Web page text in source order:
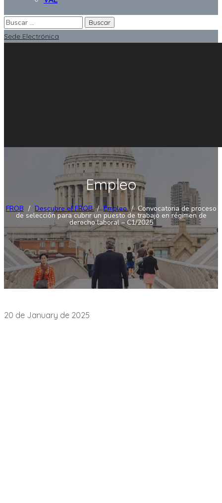
Sede Electrónica
Empleo
FROB / Descubre el FROB / Empleo / Convocatoria de proceso
de selección para cubrir un puesto de trabajo en régimen de
derecho laboral – C1/2025
20 de January de 2025